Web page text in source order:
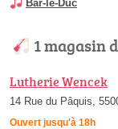
Bar-le-Duc
1 magasin
Lutherie Wencek
14 Rue du Pâquis,
Ouvert jusqu'à 18h